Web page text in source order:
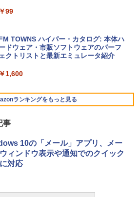
15-fd 15.6インチ 16GBメモリ 512GB
インテル Core 5
ノートパソコン WE1-K3 (MS 365 P
Copilotキー搭載/Win 11/15.6型/
i5/16GB/SSD 512GB/ホワイト) FM
版 | Minecraft (マインクラフ
ト): Java & Bedrock Edition | オンライ
￥99
TOWNS ハイパー・カタログ: 本体ハ
ドウェア・市販ソフトウェアのパーフ
ェクトリストと最新エミュレータ紹介
￥1,600
ランキングをもっと見る
Kindle - 目に優しい、かさばら
い、大きな画面で読みやすい、6週間持
バッテリー、6インチディスプレイ電子
籍リーダー、マッチャ、16GB、広告な
16,980
事
10の「メール」アプリ、メー
ィンドウ表示や通知でのクイック
対応